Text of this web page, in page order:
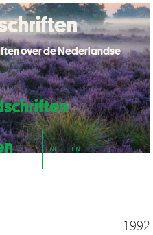
NL EN
over de Nederlandse
1992